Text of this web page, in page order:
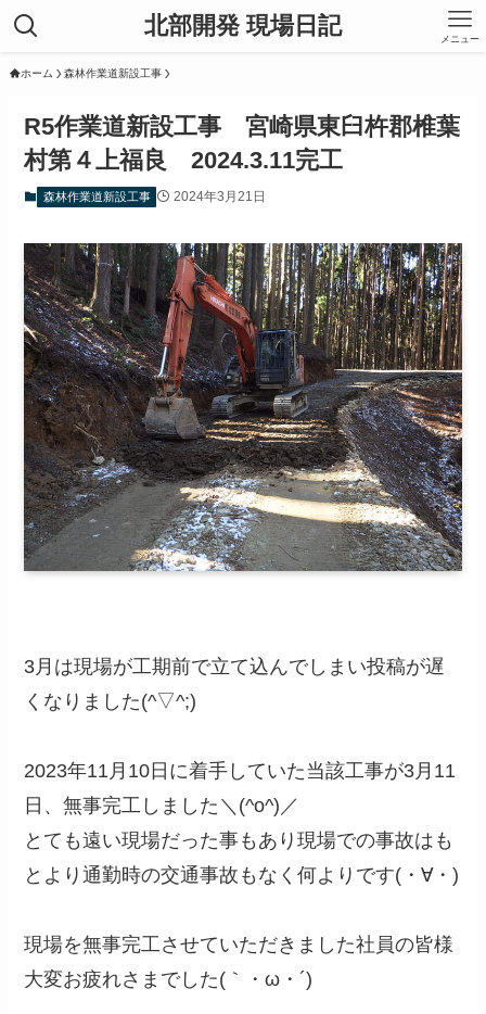
北部開発 現場日記 メニュー
ホーム 森林作業道新設工事
R5作業道新設工事 宮崎県東臼杵郡椎葉
村第４上福良 2024.3.11完工
森林作業道新設工事 2024年3月21日
3月は現場が工期前で立て込んでしまい投稿が遅
くなりました(^▽^;)
2023年11月10日に着手していた当該工事が3月11
日、無事完工しました＼(^o^)／
とても遠い現場だった事もあり現場での事故はも
とより通勤時の交通事故もなく何よりです(・∀・)
現場を無事完工させていただきました社員の皆様
大変お疲れさまでした(｀・ω・´)ゞ